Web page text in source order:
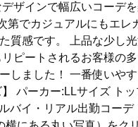
ザインで幅広いコーデ
第でカジュアルにもエ
質感です。 上品な少し
ピートされるお客様の
しました！ 一番使いや
パーカー:LLサイズ ト
バイ・リアル出勤コーデ